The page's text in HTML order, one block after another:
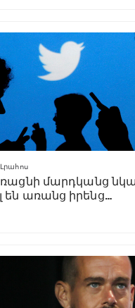
Լրահոս
մարդկանց
են առանց իրենց